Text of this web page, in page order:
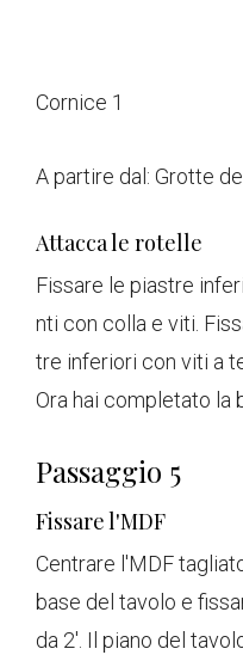
Cornice 1
A partire dal: Grotte
Attacca le rotelle
Fissare le piastre
nti con colla e viti.
tre inferiori con viti a
Ora hai completato la
Passaggio 5
Fissare l'MDF
Centrare l'MDF
base del tavolo e
da 2'. Il piano del